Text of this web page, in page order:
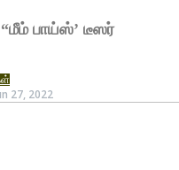
பாய்ஸ்’ டீஸர்
27, 2022